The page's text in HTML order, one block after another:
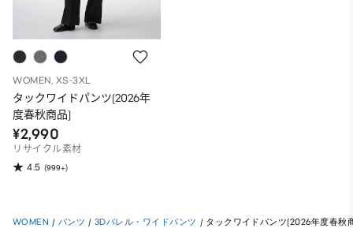
WOMEN, XS-3XL
タックワイドパンツ(2026年
度春秋商品)
¥2,990
リサイクル素材
4.5 (999+)
WOMEN / パンツ / 3Dバレル・ワイドパンツ / タックワイドパンツ(2026年度春秋